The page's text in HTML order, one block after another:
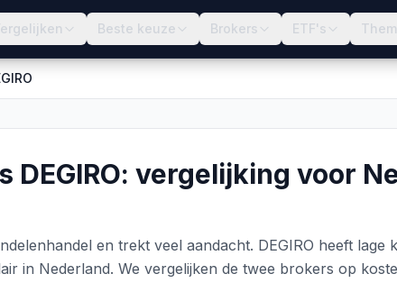
Beste keuze Brokers ETF's
DEGIRO: vergelijking voor
en trekt veel aandacht. DEGIRO heeft lage
in Nederland. We vergelijken de twee brokers op